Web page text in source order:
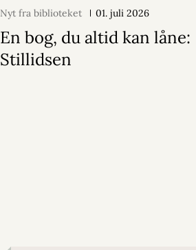
Nyt fra biblioteket 01. juli 2026
En bog, du altid kan låne:
Stillidsen